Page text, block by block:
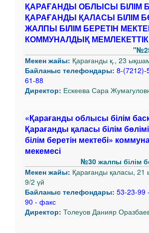
ҚАРАҒАНДЫ ОБЛЫСЫ
ҚАРАҒАНДЫ ҚАЛАСЫ БІЛІМ
ЖАЛПЫ БІЛІМ БЕРЕТІН
КОММУНАЛДЫҚ
Мекен жайы: Қарағанды қ., 23
Байланыс телефондары: 8-(7212)-
61-88
Директор: Ескеева Сара
«Қарағанды облысы білім
Қарағанды қаласы білім
білім беретін мектебі»
мекемесі
№30 жалпы білім
Мекен жайы: Қарағанды қаласы,
9/2 үй
Байланыс телефондары: 53-23-99
90 - факс
Директор: Толеуов Данияр